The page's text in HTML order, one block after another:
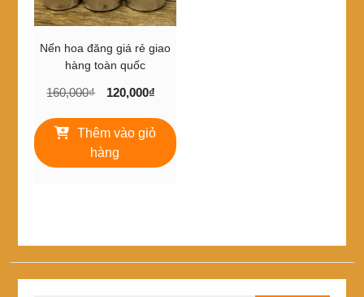
Nến hoa đăng giá rẻ giao
hàng toàn quốc
160,000₫
Giá
là:
160,000₫.
120,000₫
tại
120,000₫.
Thêm vào giỏ
hàng